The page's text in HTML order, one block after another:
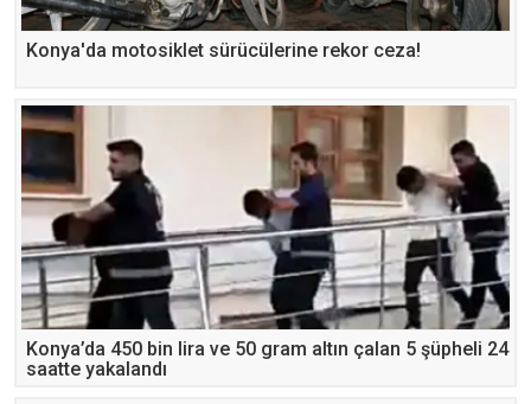
Konya'da motosiklet sürücülerine rekor ceza!
Konya’da 450 bin lira ve 50 gram altın çalan 5 şüpheli 24
saatte yakalandı